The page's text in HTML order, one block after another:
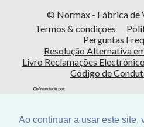
Ao continuar a usar este site,
© Normax - Fábrica de
Termos & condições
Perguntas
Resolução Alternativa
Livro Reclamações Electrónico
Código de